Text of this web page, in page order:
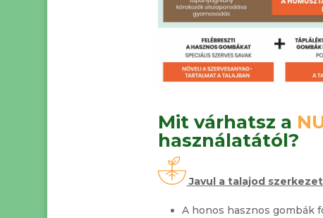
Mit várhatsz a
használatától?
Javul a talajod
A honos hasznos gombák